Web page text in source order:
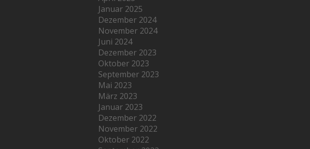
Januar 2025
Dezember 2024
November 2024
Juni 2024
Dezember 2023
Oktober 2023
September 2023
Mai 2023
März 2023
Januar 2023
Dezember 2022
November 2022
Oktober 2022